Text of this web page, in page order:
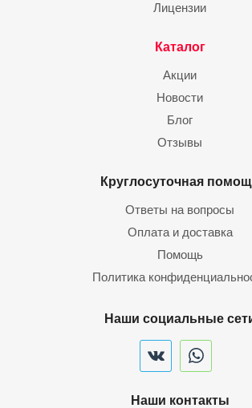
Лицензии
Каталог
Акции
Новости
Блог
Отзывы
Круглосуточная
Ответы на вопросы
Оплата и доставка
Помощь
Политика
Наши социальные
Наши контакты